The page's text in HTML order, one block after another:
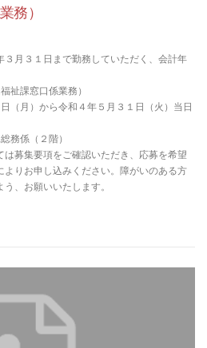
務）
月３１日まで勤務していただく、会計年
課窓口係業務）
月）から令和４年５月３１日（火）当日
係（２階）
募集要項をご確認いただき、応募を希望
りお申し込みください。障がいのある方
、お願いいたします。